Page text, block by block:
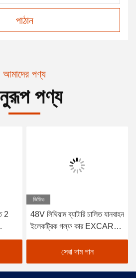
পাঠান
আমাদের পণ্য
পণ্য
2
ভিডিও
48V লিথিয়াম ব্যাটারি চালিত যানবাহন
ইলেকট্রিক গল্ফ কার EXCAR
A1S6+2 সাদা
সেরা দাম পান